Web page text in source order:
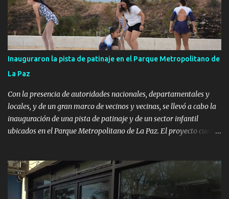
Inauguraron la pista de patinaje en el Parque Metropolitano de
La Paz
Con la presencia de autoridades nacionales, departamentales y
locales, y de un gran marco de vecinos y vecinas, se llevó a cabo la
inauguración de una pista de patinaje y de un sector infantil
ubicados en el Parque Metropolitano de La Paz. El proyecto cuenta
Pública de OPP, así como aportes del Gobierno de Canelones y del
Ministerio de Transporte y Obras Públicas. La nueva
infraestructura deportiva consiste en una plataforma de 35 m por